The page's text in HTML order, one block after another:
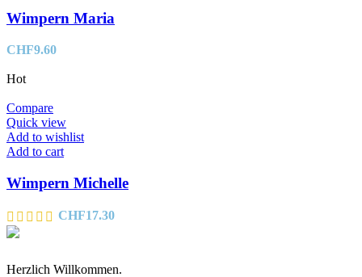
Wimpern Maria
CHF9.60
Hot
Compare
Quick view
Add to wishlist
Add to cart
Wimpern Michelle
CHF17.30
Herzlich Willkommen.